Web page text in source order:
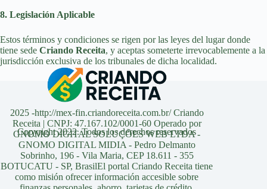
8. Legislación Aplicable
Estos términos y condiciones se rigen por las leyes del lugar donde
tiene sede Criando Receita, y aceptas someterte irrevocablemente a la
jurisdicción exclusiva de los tribunales de dicha localidad.
Copyright 2022. Todos los derechos reservados
2025 -http://mex-fin.criandoreceita.com.br/ Criando
Receita | CNPJ: 47.167.102/0001-60 Operado por
GNOMO DIGITAL SOLUÇÕES WEB LTDA -
GNOMO DIGITAL MIDIA - Pedro Delmanto
Sobrinho, 196 - Vila Maria, CEP 18.611 - 355
BOTUCATU - SP, BrasilEl portal Criando Receita tiene
como misión ofrecer información accesible sobre